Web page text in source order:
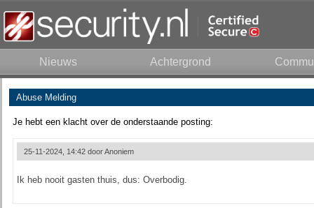
Nieuws Achtergrond
Abuse Melding
Je hebt een klacht over de onderstaande posting:
25-11-2024, 14:42 doorAnoniem
Ik heb nooit gasten thuis, dus: Overbodig.